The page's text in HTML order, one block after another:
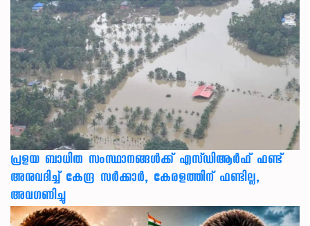
പ്രളയ ബാധിത സംസ്ഥാനങ്ങൾക്ക് എസ്ഡിആർഫ് ഫണ്ട്
അനുവദിച്ച് കേന്ദ്ര സര്‍ക്കാര്‍, കേരളത്തിന് ഫണ്ടില്ല,
അവഗണിച്ചു